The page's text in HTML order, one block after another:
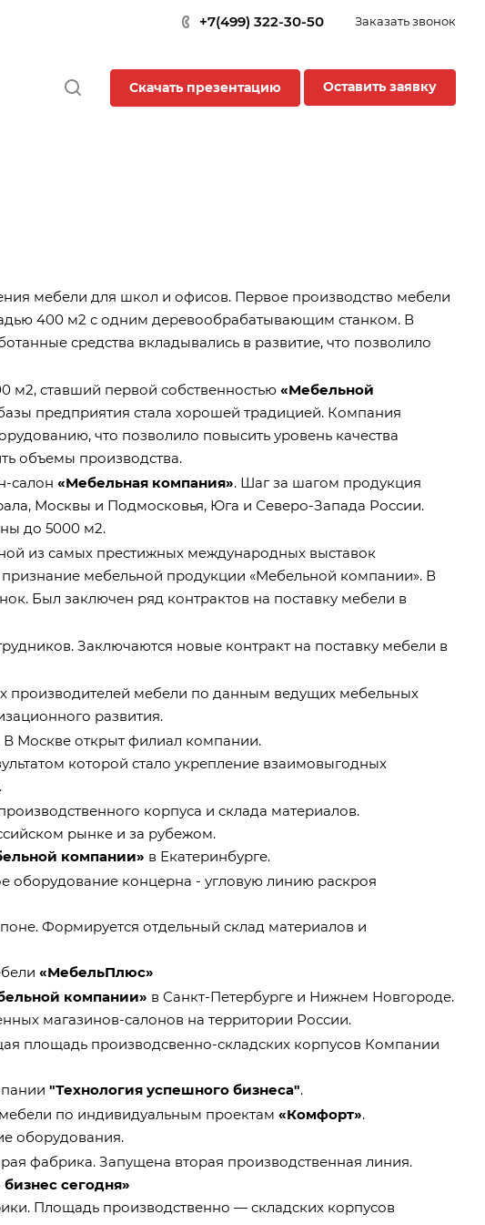
+7(499) 322-30-50 Заказать звонок
Скачать презентацию Оставить заявку
мебели для школ и офисов. Первое производство мебели
400 м2 с одним деревообрабатывающим станком. В
средства вкладывались в развитие, что позволило
м2, ставший первой собственностью «Мебельной
предприятия стала хорошей традицией. Компания
что позволило повысить уровень качества
объемы производства.
салон «Мебельная компания». Шаг за шагом продукция
Москвы и Подмосковья, Юга и Северо-Запада России.
до 5000 м2.
из самых престижных международных выставок
мебельной продукции «Мебельной компании». В
Был заключен ряд контрактов на поставку мебели в
Заключаются новые контракт на поставку мебели в
производителей мебели по данным ведущих мебельных
развития.
В Москве открыт филиал компании.
которой стало укрепление взаимовыгодных
корпуса и склада материалов.
рынке и за рубежом.
компании» в Екатеринбурге.
оборудование концерна - угловую линию раскроя
Формируется отдельный склад материалов и
«МебельПлюс»
компании» в Санкт-Петербурге и Нижнем Новгороде.
магазинов-салонов на территории России.
площадь производсвенно-складских корпусов Компании
"Технология успешного бизнеса".
по индивидуальным проектам «Комфорт».
оборудования.
фабрика. Запущена вторая производственная линия.
сегодня»
Площадь производственно — складских корпусов